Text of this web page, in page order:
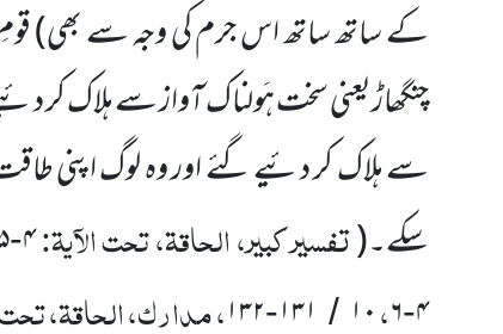
کے ساتھ ساتھ اس جرم کی وجہ سے بھی)
چنگھاڑیعنی سخت ہَولناک آواز سے ہلاک کر
سے ہلاک کر دئیے گئے اور وہ لوگ اپنی
سکے۔(تفسیر کبیر، الحاقۃ، تحت الآیۃ:۴-
۴-۶،۱۰ / ۱۳۱-۱۳۲، مدارک، الحاقۃ،